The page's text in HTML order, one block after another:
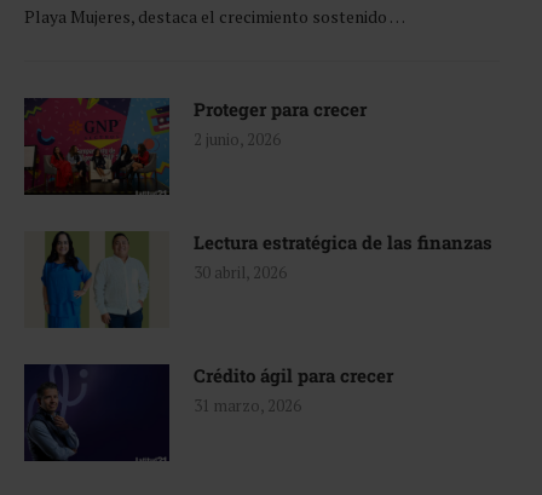
Playa Mujeres, destaca el crecimiento sostenido …
Proteger para crecer
2 junio, 2026
Lectura estratégica de las finanzas
30 abril, 2026
Crédito ágil para crecer
31 marzo, 2026